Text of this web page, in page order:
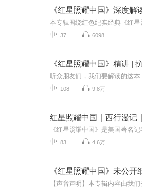
37 6098
108 9.8万
83 4.6万